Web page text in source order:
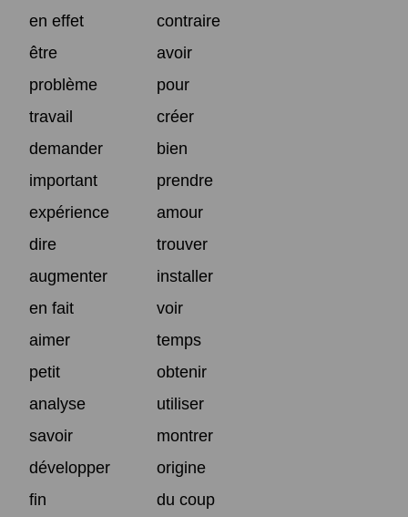
en effet
contraire
être
avoir
problème
pour
travail
créer
demander
bien
important
prendre
expérience
amour
dire
trouver
augmenter
installer
en fait
voir
aimer
temps
petit
obtenir
analyse
utiliser
savoir
montrer
développer
origine
fin
du coup